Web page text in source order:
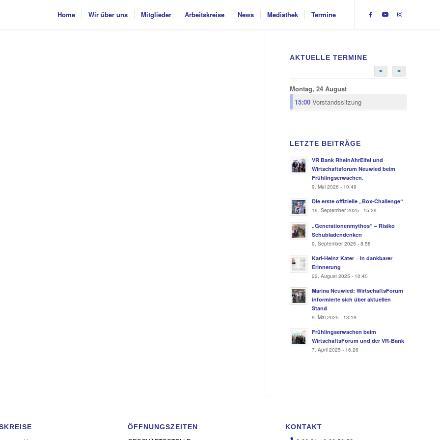
Home Wir über uns Mitglieder Arbeitskreise News Mediathek Termine
AKTUELLE TERMINE
< >
Montag, 24 August
15:00 Vorstandssitzung
LETZTE BEITRÄGE
VR Bank RheinAhrEifel und
Wirtschaftsforum Neuwied beim
Frühlingserwachen.
9. Mai 2026 - 10:49
Die erste offizielle „Box-Challenge“
19. September 2025 - 15:29
„Generationenmythos“ – Risiko
Schubladendenken
9. September 2025 - 8:58
Karl-Heinz Kater – In dankbarer
Erinnerung
22. August 2025 - 10:40
Marina Neuwied: WirtschaftsForum
informierte sich über aktuellen
Stand
9. Mai 2025 - 13:19
Frühlingserwachen beim
WirtschaftsForum und der VR-Bank
7. April 2025 - 16:26
ÖFFNUNGSZEITEN KONTAKT